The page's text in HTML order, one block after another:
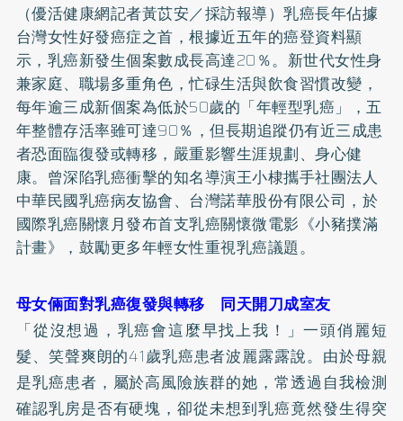
（優活健康網記者黃苡安／採訪報導）乳癌長年佔據
台灣女性好發癌症之首，根據近五年的癌登資料顯
示，乳癌新發生個案數成長高達20％。新世代女性身
兼家庭、職場多重角色，忙碌生活與飲食習慣改變，
每年逾三成新個案為低於50歲的「年輕型乳癌」，五
年整體存活率雖可達90％，但長期追蹤仍有近三成患
者恐面臨復發或轉移，嚴重影響生涯規劃、身心健
康。曾深陷乳癌衝擊的知名導演王小棣攜手社團法人
中華民國乳癌病友協會、台灣諾華股份有限公司，於
國際乳癌關懷月發布首支乳癌關懷微電影《小豬撲滿
計畫》，鼓勵更多年輕女性重視乳癌議題。
母女倆面對乳癌復發與轉移 同天開刀成室友
「從沒想過，乳癌會這麼早找上我！」一頭俏麗短
髮、笑聲爽朗的41歲乳癌患者波麗露露說。由於母親
是乳癌患者，屬於高風險族群的她，常透過自我檢測
確認乳房是否有硬塊，卻從未想到乳癌竟然發生得突